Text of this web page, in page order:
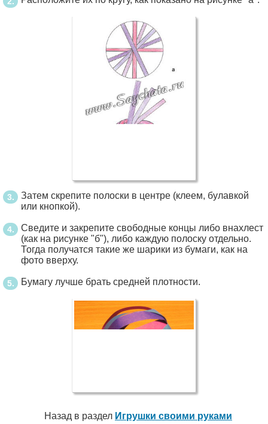
Затем скрепите полоски в центре (клеем, булавкой
или кнопкой).
Сведите и закрепите свободные концы либо внахлест
(как на рисунке "б"), либо каждую полоску отдельно.
Тогда получатся такие же шарики из бумаги, как на
фото вверху.
Бумагу лучше брать средней плотности.
Назад в раздел Игрушки своими руками